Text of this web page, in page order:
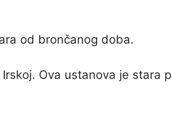
od brončanog doba.
Ova ustanova je stara